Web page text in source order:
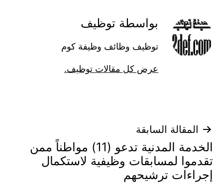
بواسطة توظيف
توظيف وظائف وظيفة كوم
عرض كل مقالات توظيف.
تصفّح
المقالات
المقالة السابقة
الخدمة المدنية تدعو (11) مواطناً ممن
تقدموا لمسابقات وظيفية لاستكمال
إجراءات ترشيحهم